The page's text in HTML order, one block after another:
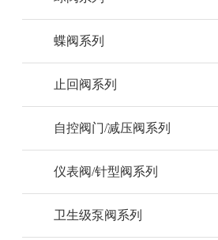
蝶阀系列
止回阀系列
自控阀门/减压阀系列
仪表阀/针型阀系列
卫生级泵阀系列